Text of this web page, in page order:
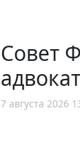
Совет
7 августа 2026